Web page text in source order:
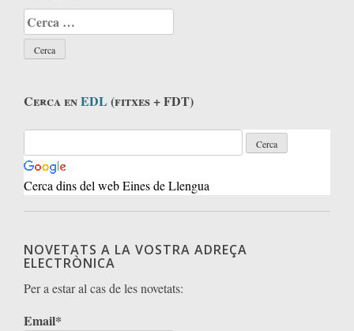
Cerca:
Cerca enEDL (fitxes + FDT)
Cerca dins del web Eines de Llengua
NOVETATS A LA VOSTRA ADREÇA
ELECTRÒNICA
Per a estar al cas de les novetats:
Email*